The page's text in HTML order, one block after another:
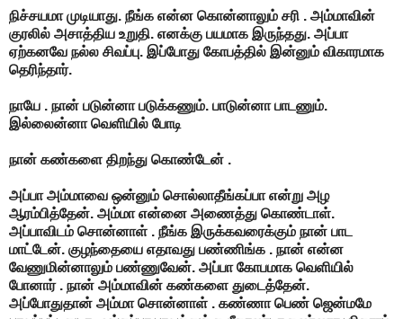
நிச்சயமா முடியாது. நீங்க என்ன கொன்னாலும் சரி . அம்மாவின்
குரலில் அசாத்திய உறுதி. எனக்கு பயமாக இருந்தது. அப்பா
ஏற்கனவே நல்ல சிவப்பு. இப்போது கோபத்தில் இன்னும் விகாரமாக
தெரிந்தார்.
நாயே . நான் படுன்னா படுக்கணும். பாடுன்னா பாடணும்.
இல்லைன்னா வெளியில் போடி
நான் கண்களை திறந்து கொண்டேன் .
அப்பா அம்மாவை ஒன்னும் சொல்லாதீங்கப்பா என்று அழ
ஆரம்பித்தேன். அம்மா என்னை அணைத்து கொண்டாள்.
அப்பாவிடம் சொன்னாள் . நீங்க இருக்கவரைக்கும் நான் பாட
மாட்டேன். குழந்தையை எதாவது பண்ணிங்க . நான் என்ன
வேணுமின்னாலும் பண்ணுவேன். அப்பா கோபமாக வெளியில்
போனார் . நான் அம்மாவின் கண்களை துடைத்தேன்.
அப்போதுதான் அம்மா சொன்னாள் . கண்ணா பெண் ஜென்மமே